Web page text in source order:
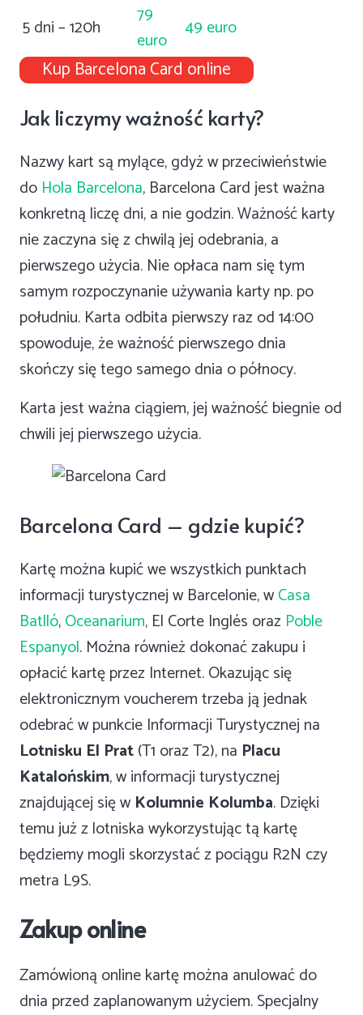
5 dni – 120h
79
euro
49 euro
Kup Barcelona Card online
Jak liczymy ważność karty?
Nazwy kart są mylące, gdyż w przeciwieństwie
do Hola Barcelona, Barcelona Card jest ważna
konkretną liczę dni, a nie godzin. Ważność karty
nie zaczyna się z chwilą jej odebrania, a
pierwszego użycia. Nie opłaca nam się tym
samym rozpoczynanie używania karty np. po
południu. Karta odbita pierwszy raz od 14:00
spowoduje, że ważność pierwszego dnia
skończy się tego samego dnia o północy.
Karta jest ważna ciągiem, jej ważność biegnie od
chwili jej pierwszego użycia.
Barcelona Card – gdzie kupić?
Kartę można kupić we wszystkich punktach
informacji turystycznej w Barcelonie, wCasa
Batlló,Oceanarium, El Corte Inglés oraz Poble
Espanyol. Można również dokonać zakupu i
opłacić kartę przez Internet. Okazując się
elektronicznym voucherem trzeba ją jednak
odebrać w punkcie Informacji Turystycznej na
Lotnisku El Prat(T1 oraz T2), na Placu
Katalońskim, w informacji turystycznej
znajdującej się w Kolumnie Kolumba. Dzięki
temu już z lotniska wykorzystując tą kartę
będziemy mogli skorzystać z pociągu R2N czy
metra L9S.
Zakup online
Zamówioną online kartę można anulować do
dnia przed zaplanowanym użyciem. Specjalny